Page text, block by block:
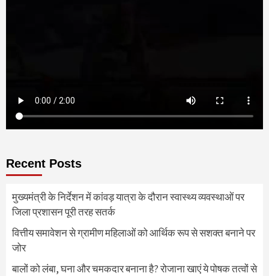
Recent Posts
मुख्यमंत्री के निर्देशन में कांवड़ यात्रा के दौरान स्वास्थ्य व्यवस्थाओं पर
जिला प्रशासन पूरी तरह सतर्क
वित्तीय समावेशन से ग्रामीण महिलाओं को आर्थिक रूप से सशक्त बनाने पर
जोर
बालों को लंबा, घना और चमकदार बनाना है? रोजाना खाएं ये पोषक तत्वों से